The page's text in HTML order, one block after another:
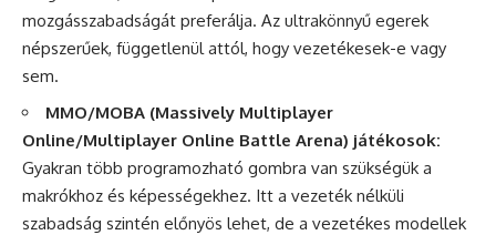
mozgásszabadságát preferálja. Az ultrakönnyű egerek
népszerűek, függetlenül attól, hogy vezetékesek-e vagy
sem.
MMO/MOBA (Massively Multiplayer
Online/Multiplayer Online Battle Arena) játékosok:
Gyakran több programozható gombra van szükségük a
makrókhoz és képességekhez. Itt a vezeték nélküli
szabadság szintén előnyös lehet, de a vezetékes modellek